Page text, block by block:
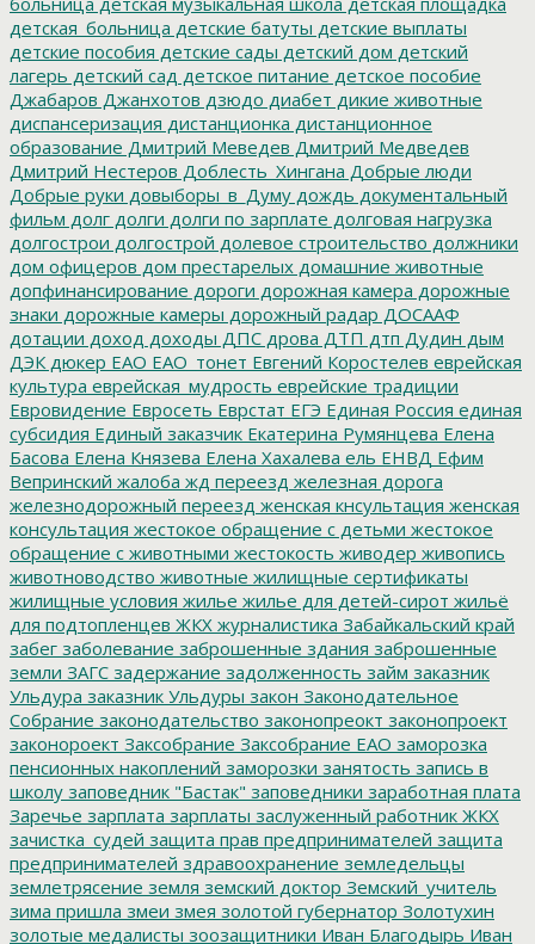
детская_больница детские батуты детские выплаты
детские пособия детские сады детский дом детский
лагерь детский сад детское питание детское пособие
Джабаров Джанхотов дзюдо диабет дикие животные
диспансеризация дистанционка дистанционное
образование Дмитрий Меведев Дмитрий Медведев
Дмитрий Нестеров Доблесть_Хингана Добрые люди
Добрые руки довыборы_в_Думу дождь документальный
фильм долг долги долги по зарплате долговая нагрузка
долгострои долгострой долевое строительство должники
дом офицеров дом престарелых домашние животные
допфинансирование дороги дорожная камера дорожные
знаки дорожные камеры дорожный радар ДОСААФ
дотации доход доходы ДПС дрова ДТП дтп Дудин дым
ДЭК дюкер ЕАО ЕАО_тонет Евгений Коростелев еврейская
культура еврейская_мудрость еврейские традиции
Евровидение Евросеть Еврстат ЕГЭ Единая Россия единая
субсидия Единый заказчик Екатерина Румянцева Елена
Басова Елена Князева Елена Хахалева ель ЕНВД Ефим
Вепринский жалоба жд переезд железная дорога
железнодорожный переезд женская кнсультация женская
консультация жестокое обращение с детьми жестокое
обращение с животными жестокость живодер живопись
животноводство животные жилищные сертификаты
жилищные условия жилье жилье для детей-сирот жильё
для подтопленцев ЖКХ журналистика Забайкальский край
забег заболевание заброшенные здания заброшенные
земли ЗАГС задержание задолженность займ заказник
Ульдура заказник Ульдуры закон Законодательное
Собрание законодательство законопреокт законопроект
законороект Заксобрание Заксобрание ЕАО заморозка
пенсионных накоплений заморозки занятость запись в
школу заповедник "Бастак" заповедники заработная плата
Заречье зарплата зарплаты заслуженный работник ЖКХ
зачистка_судей защита прав предпринимателей защита
предпринимателей здравоохранение земледельцы
землетрясение земля земский доктор Земский_учитель
зима пришла змеи змея золотой губернатор Золотухин
золотые медалисты зоозащитники Иван Благодырь Иван